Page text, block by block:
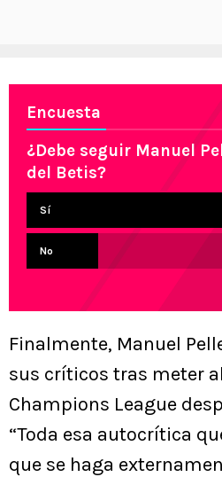
Encuesta
¿Debe seguir Manuel
del Betis?
Sí
No
Finalmente, Manuel
sus críticos tras meter
Champions League
“Toda esa autocrítica
que se haga